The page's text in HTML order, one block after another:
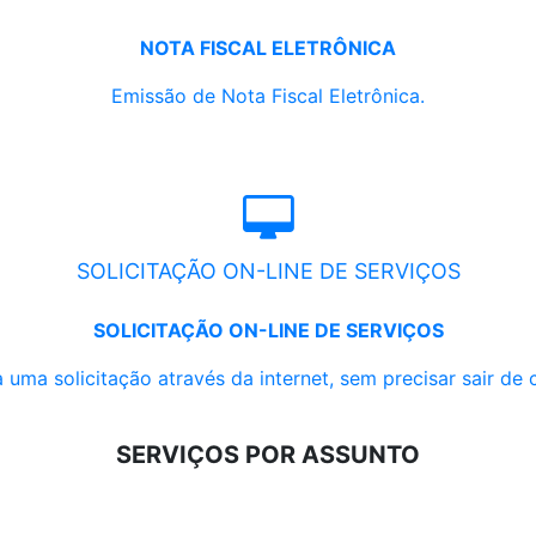
NOTA FISCAL ELETRÔNICA
Emissão de Nota Fiscal Eletrônica.
SOLICITAÇÃO ON-LINE DE SERVIÇOS
SOLICITAÇÃO ON-LINE DE SERVIÇOS
uma solicitação através da internet, sem precisar sair de
SERVIÇOS POR ASSUNTO